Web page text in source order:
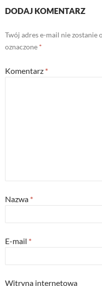
DODAJ KOMENTARZ
Twój adres e-mail nie zostanie
oznaczone *
Komentarz *
Nazwa *
E-mail *
Witryna internetowa